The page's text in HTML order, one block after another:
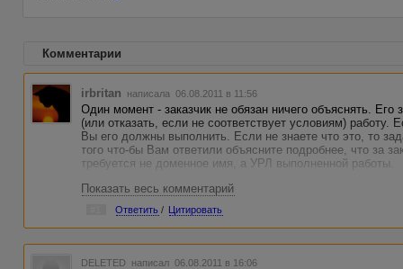
Комментарии
irbritan написала 06.08.2011 в 11:56
Один момент - заказчик не обязан ничего объяснять.
(или отказать, если не соответствует условиям) работу.
Вы его должны выполнить. Если не знаете что это, то
того что-бы Вам ответили объясните подробнее, что за
требуется не доменное имя, а УРЛ выполненной работы.
Показать весь комментарий
Ответить / Цитировать
DELETED написал 06.08.2011 в 16:06